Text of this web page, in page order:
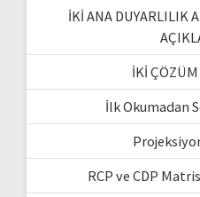
İKİ ANA DUYARLILIK
İKİ
İlk Okumadan
RCP ve CDP